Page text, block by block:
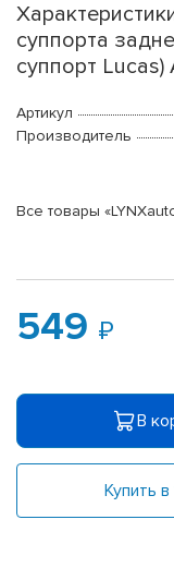
суппорта
суппорт
Артикул
Производитель
Все товары
549
В
Купить в